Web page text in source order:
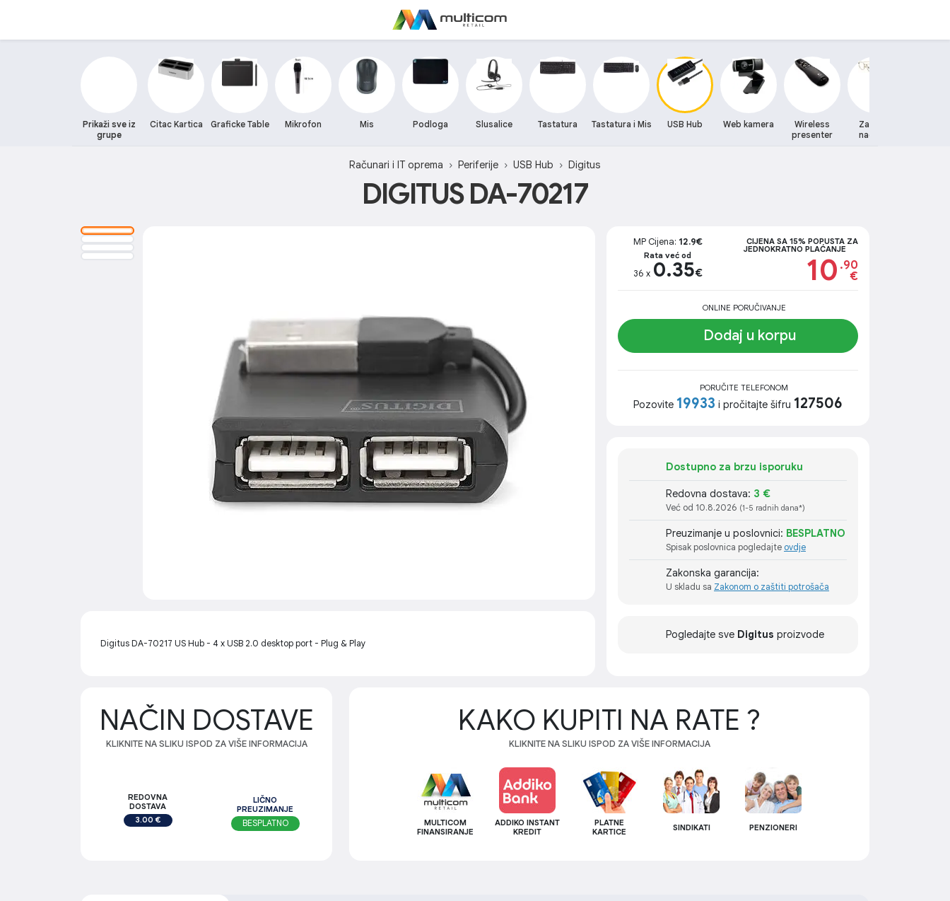
Prikaži sve iz
grupe
Citac Kartica Graficke Table Mikrofon Mis Podloga Slusalice Tastatura Tastatura i Mis USB Hub Web kamera
Wireless
presenter
Zastitne
naocare
Računari i IT oprema Periferije USB Hub Digitus
DIGITUS DA-70217
Digitus DA-70217 US Hub - 4 x USB 2.0 desktop port - Plug & Play
MP Cijena: 12.9€
Rata već od
36 x 0.35€
CIJENA SA 15% POPUSTA ZA
JEDNOKRATNO PLAĆANJE
10 .90
€
ONLINE PORUČIVANJE
Dodaj u korpu
PORUČITE TELEFONOM
Pozovite 19933 i pročitajte šifru 127506
Dostupno za brzu isporuku
Redovna dostava: 3 €
Već od 10.8.2026 (1-5 radnih dana*)
Preuzimanje u poslovnici: BESPLATNO
Spisak poslovnica pogledajte ovdje
Zakonska garancija:
U skladu sa Zakonom o zaštiti potrošača
Pogledajte sve Digitus proizvode
NAČIN DOSTAVE
KLIKNITE NA SLIKU ISPOD ZA VIŠE INFORMACIJA
REDOVNA
DOSTAVA
3.00 €
LIČNO
PREUZIMANJE
BESPLATNO
KAKO KUPITI NA RATE ?
KLIKNITE NA SLIKU ISPOD ZA VIŠE INFORMACIJA
MULTICOM
FINANSIRANJE
ADDIKO INSTANT
KREDIT
PLATNE
KARTICE
SINDIKATI PENZIONERI